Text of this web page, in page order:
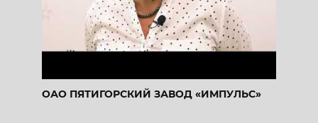
ОАО ПЯТИГОРСКИЙ ЗАВОД «ИМПУЛЬС»